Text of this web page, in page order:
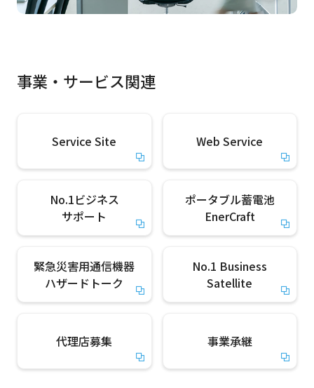
事業・サービス関連
Service Site Web Service
No.1ビジネス
サポート
ポータブル蓄電池
EnerCraft
緊急災害用通信機器
ハザードトーク
No.1 Business
Satellite
代理店募集 事業承継